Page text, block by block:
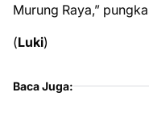
Murung Raya,”
(Luki)
Baca Juga: